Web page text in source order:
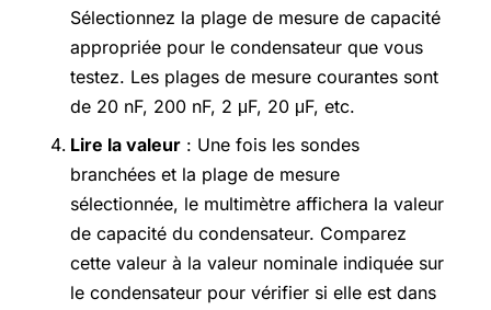
Sélectionnez la plage de mesure de capacité
appropriée pour le condensateur que vous
testez. Les plages de mesure courantes sont
de 20 nF, 200 nF, 2 μF, 20 μF, etc.
Lire la valeur : Une fois les sondes
branchées et la plage de mesure
sélectionnée, le multimètre affichera la valeur
de capacité du condensateur. Comparez
cette valeur à la valeur nominale indiquée sur
le condensateur pour vérifier si elle est dans